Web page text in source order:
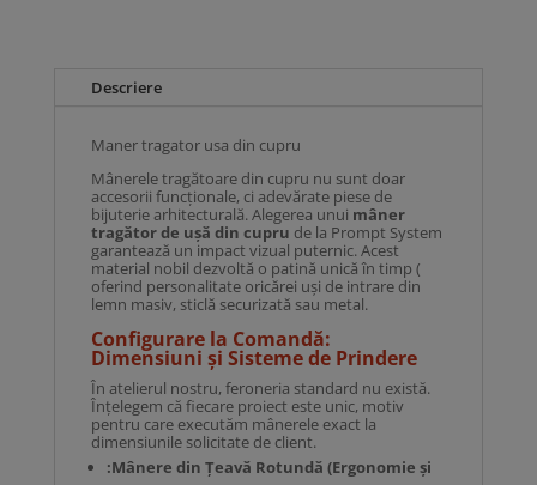
Descriere
Maner tragator usa din cupru
Mânerele tragătoare din cupru nu sunt doar
accesorii funcționale, ci adevărate piese de
bijuterie arhitecturală. Alegerea unui mâner
tragător de ușă din cupru de la Prompt System
garantează un impact vizual puternic. Acest
material nobil dezvoltă o patină unică în timp (
oferind personalitate oricărei uși de intrare din
lemn masiv, sticlă securizată sau metal.
Configurare la Comandă:
Dimensiuni și Sisteme de Prindere
În atelierul nostru, feroneria standard nu există.
Înțelegem că fiecare proiect este unic, motiv
pentru care executăm mânerele exact la
dimensiunile solicitate de client.
:Mânere din Țeavă Rotundă (Ergonomie și